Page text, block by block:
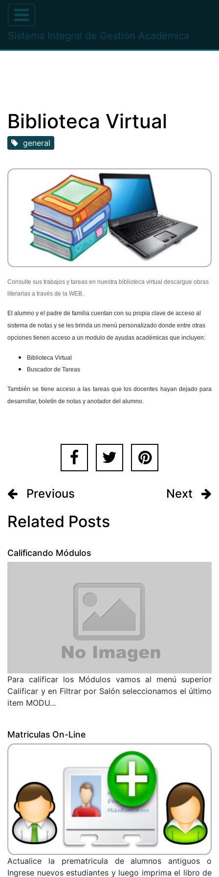
Sistema Integral de Gestión Académica
Biblioteca Virtual
general
Consulte sus trabajos y tareas en nuestra biblioteca virtual descargue obras
literarias a través de la WEB.
El alumno y el padre de familia cuentan con su propia clave de acceso al
sistema de notas y se les brinda un menú personalizado donde entre otras
opciones tienen acceso a un modulo de ayudas académicas que incluyen:
Biblioteca Virtual
Buscador de Tareas
También se tiene acceso a las tareas que los docentes hayan dejado para
desarrollar, boletín de notas y anotador del alumno.
Previous Next
Related Posts
Calificando Módulos
Para calificar los Módulos vamos al menú superior
Calificar y en Filtrar por Salón seleccionamos el último
item MODU...
Matriculas On-Line
Actualice la prematricula de alumnos antiguos o
Ingrese nuevos estudiantes y luego imprima el libro de